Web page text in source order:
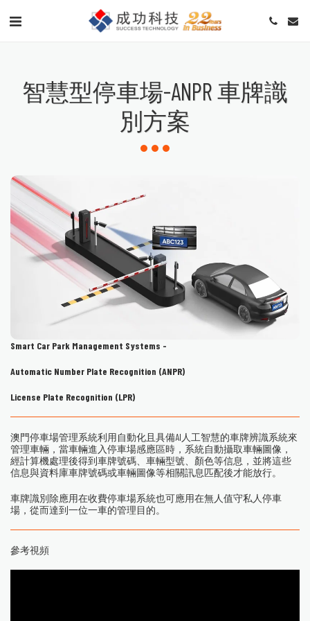
智慧型停車場-ANPR 車牌識
別方案
Smart Car Park Management Systems -
Automatic Number Plate Recognition (ANPR)
License Plate Recognition (LPR)
澳門停車場管理系統利用自動化且具備AI人工智慧的車牌辨識系統來
管理車輛，當車輛進入停車場感應區時，系統自動攝取車輛圖像，
經計算機處理後得到車牌號碼、車輛型號、顏色等信息，並將這些
信息與資料庫車牌號碼或車輛圖像等相關訊息匹配後才能放行。
車牌識別除應用在收費停車場系統也可應用在無人值守私人停車
場，從而達到一位一車的管理目的。
參考視頻